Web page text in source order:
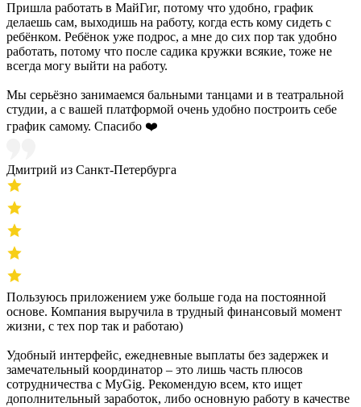
Пришла работать в МайГиг, потому что удобно, график
делаешь сам, выходишь на работу, когда есть кому сидеть с
ребёнком. Ребёнок уже подрос, а мне до сих пор так удобно
работать, потому что после садика кружки всякие, тоже не
всегда могу выйти на работу.
Мы серьёзно занимаемся бальными танцами и в театральной
студии, а с вашей платформой очень удобно построить себе
график самому. Спасибо ❤️
Дмитрий из Санкт-Петербурга
Пользуюсь приложением уже больше года на постоянной
основе. Компания выручила в трудный финансовый момент
жизни, с тех пор так и работаю)
Удобный интерфейс, ежедневные выплаты без задержек и
замечательный координатор – это лишь часть плюсов
сотрудничества с MyGig. Рекомендую всем, кто ищет
дополнительный заработок, либо основную работу в качестве